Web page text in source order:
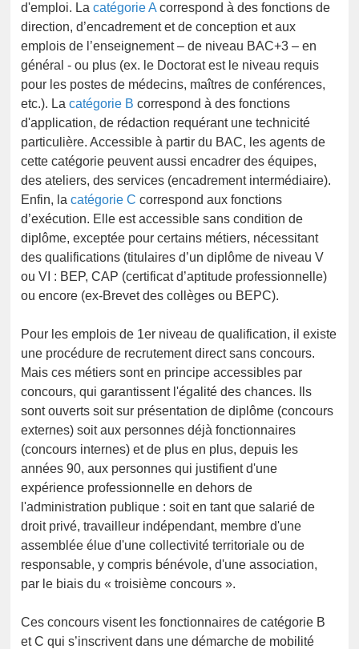
d'emploi. Lacatégorie Acorrespond à des fonctions de
direction, d’encadrement et de conception et aux
emplois de l’enseignement – de niveau BAC+3 – en
général - ou plus (ex. le Doctorat est le niveau requis
pour les postes de médecins, maîtres de conférences,
etc.). Lacatégorie B correspond à des fonctions
d'application, de rédaction requérant une technicité
particulière. Accessible à partir du BAC, les agents de
cette catégorie peuvent aussi encadrer des équipes,
des ateliers, des services (encadrement intermédiaire).
Enfin, lacatégorie C correspond aux fonctions
d’exécution. Elle est accessible sans condition de
diplôme, exceptée pour certains métiers, nécessitant
des qualifications (titulaires d’un diplôme de niveau V
ou VI : BEP, CAP (certificat d’aptitude professionnelle)
ou encore (ex-Brevet des collèges ou BEPC).
Pour les emplois de 1er niveau de qualification, il existe
une procédure de recrutement direct sans concours.
Mais ces métiers sont en principe accessibles par
concours, qui garantissent l'égalité des chances. Ils
sont ouverts soit sur présentation de diplôme (concours
externes) soit aux personnes déjà fonctionnaires
(concours internes) et de plus en plus, depuis les
années 90, aux personnes qui justifient d'une
expérience professionnelle en dehors de
l'administration publique : soit en tant que salarié de
droit privé, travailleur indépendant, membre d'une
assemblée élue d'une collectivité territoriale ou de
responsable, y compris bénévole, d'une association,
par le biais du « troisième concours ».
Ces concours visent les fonctionnaires de catégorie B
et C qui s’inscrivent dans une démarche de mobilité